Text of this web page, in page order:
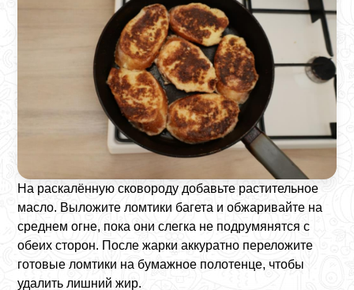
На раскалённую сковороду добавьте растительное
масло. Выложите ломтики багета и обжаривайте на
среднем огне, пока они слегка не подрумянятся с
обеих сторон. После жарки аккуратно переложите
готовые ломтики на бумажное полотенце, чтобы
удалить лишний жир.